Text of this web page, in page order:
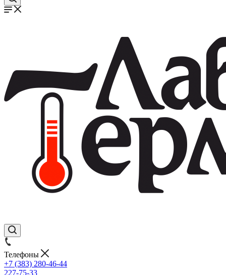
Телефоны
+7 (383) 280-46-44
227-75-33